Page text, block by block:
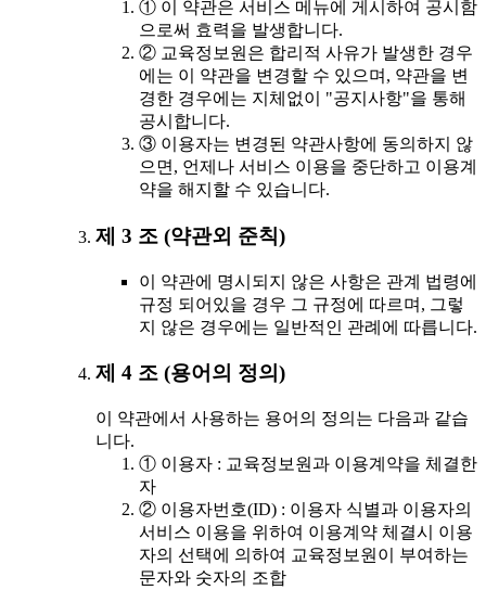
① 이 약관은 서비스 메뉴에 게시하여 공시함
으로써 효력을 발생합니다.
② 교육정보원은 합리적 사유가 발생한 경우
에는 이 약관을 변경할 수 있으며, 약관을 변
경한 경우에는 지체없이 "공지사항"을 통해
공시합니다.
③ 이용자는 변경된 약관사항에 동의하지 않
으면, 언제나 서비스 이용을 중단하고 이용계
약을 해지할 수 있습니다.
제 3 조 (약관외 준칙)
이 약관에 명시되지 않은 사항은 관계 법령에
규정 되어있을 경우 그 규정에 따르며, 그렇
지 않은 경우에는 일반적인 관례에 따릅니다.
제 4 조 (용어의 정의)
이 약관에서 사용하는 용어의 정의는 다음과 같습
니다.
① 이용자 : 교육정보원과 이용계약을 체결한
자
② 이용자번호(ID) : 이용자 식별과 이용자의
서비스 이용을 위하여 이용계약 체결시 이용
자의 선택에 의하여 교육정보원이 부여하는
문자와 숫자의 조합